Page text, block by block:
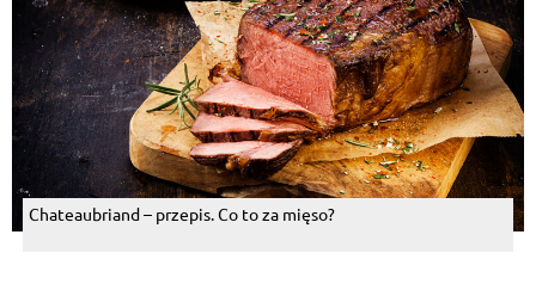
Chateaubriand – przepis. Co to za mięso?